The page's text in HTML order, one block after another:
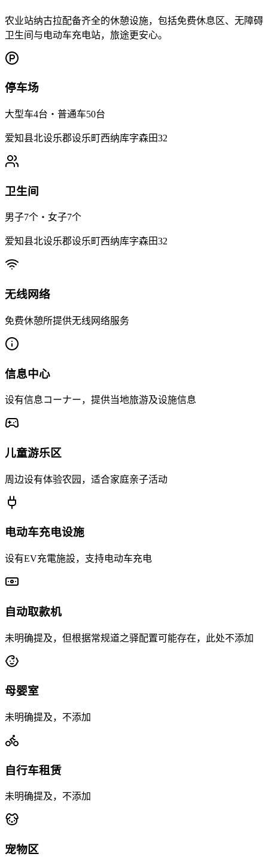
农业站纳古拉配备齐全的休憩设施，包括免费休息区、无障碍
卫生间与电动车充电站，旅途更安心。
停车场
大型车4台・普通车50台
爱知县北设乐郡设乐町西纳库字森田32
卫生间
男子7个・女子7个
爱知县北设乐郡设乐町西纳库字森田32
无线网络
免费休憩所提供无线网络服务
信息中心
设有信息コーナー，提供当地旅游及设施信息
儿童游乐区
周边设有体验农园，适合家庭亲子活动
电动车充电设施
设有EV充電施設，支持电动车充电
自动取款机
未明确提及，但根据常规道之驿配置可能存在，此处不添加
母婴室
未明确提及，不添加
自行车租赁
未明确提及，不添加
宠物区